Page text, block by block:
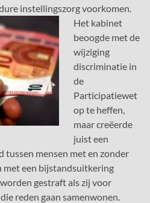
instellingszorg voorkomen.
Het kabinet
beoogde met de
wijziging
discriminatie in
de
Participatiewet
op te heffen,
maar creëerde
juist een
tussen mensen met en zonder
een bijstandsuitkering
gestraft als zij voor
reden gaan samenwonen.